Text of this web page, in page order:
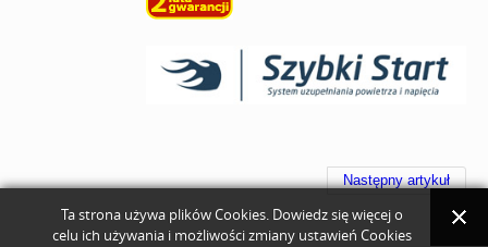
Następny artykuł
Ta strona używa plików Cookies. Dowiedz się więcej o
celu ich używania i możliwości zmiany ustawień Cookies